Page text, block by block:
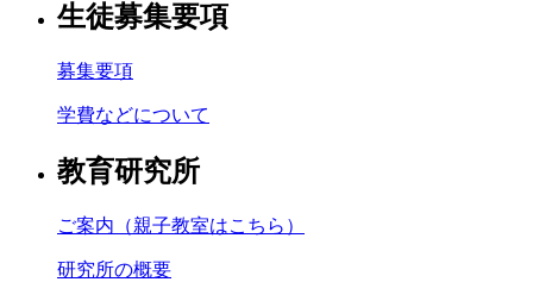
生徒募集要項
募集要項
学費などについて
教育研究所
ご案内（親子教室はこちら）
研究所の概要